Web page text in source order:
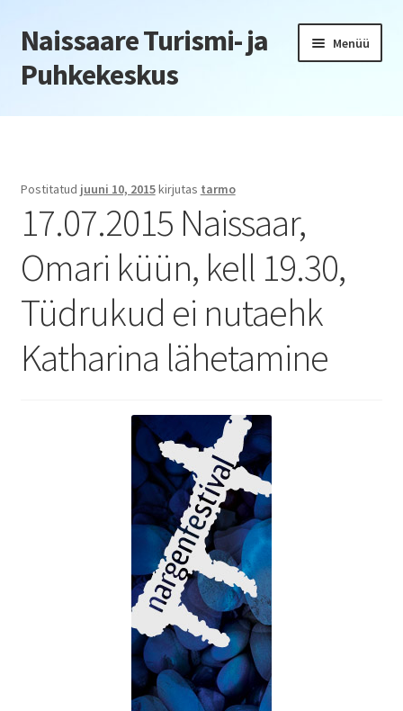
Liigu
navigeerimisele
Liigu
sisu
juurde
Naissaare Turismi- ja
Puhkekeskus
Menüü
Esileht
Jõulupeod
Kliendiüritus
Konverentsid
Õppepäevad
Ürituste korraldamine
Postitatud juuni 10, 2015kirjutas tarmo
17.07.2015 Naissaar,
Omari küün, kell 19.30,
Tüdrukud ei nutaehk
Katharina lähetamine